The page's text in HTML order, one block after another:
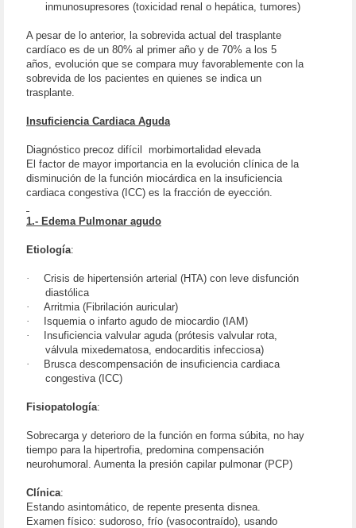
inmunosupresores (toxicidad renal o hepática, tumores)
A pesar de lo anterior, la sobrevida actual del trasplante
cardíaco es de un 80% al primer año y de 70% a los 5
años, evolución que se compara muy favorablemente con la
sobrevida de los pacientes en quienes se indica un
trasplante.
Insuficiencia Cardiaca Aguda
Diagnóstico precoz difícil ­ morbimortalidad elevada
El factor de mayor importancia en la evolución clínica de la
disminución de la función miocárdica en la insuficiencia
cardiaca congestiva (ICC) es la fracción de eyección.
1.- Edema Pulmonar agudo
Etiología:
·
Crisis de hipertensión arterial (HTA) con leve disfunción
diastólica
·
Arritmia (Fibrilación auricular)
·
Isquemia o infarto agudo de miocardio (IAM)
·
Insuficiencia valvular aguda (prótesis valvular rota,
válvula mixedematosa, endocarditis infecciosa)
·
Brusca descompensación de insuficiencia cardiaca
congestiva (ICC)
Fisiopatología:
Sobrecarga y deterioro de la función en forma súbita, no hay
tiempo para la hipertrofia, predomina compensación
neurohumoral. Aumenta la presión capilar pulmonar (PCP)
Clínica:
Estando asintomático, de repente presenta disnea.
Examen físico: sudoroso, frío (vasocontraído), usando